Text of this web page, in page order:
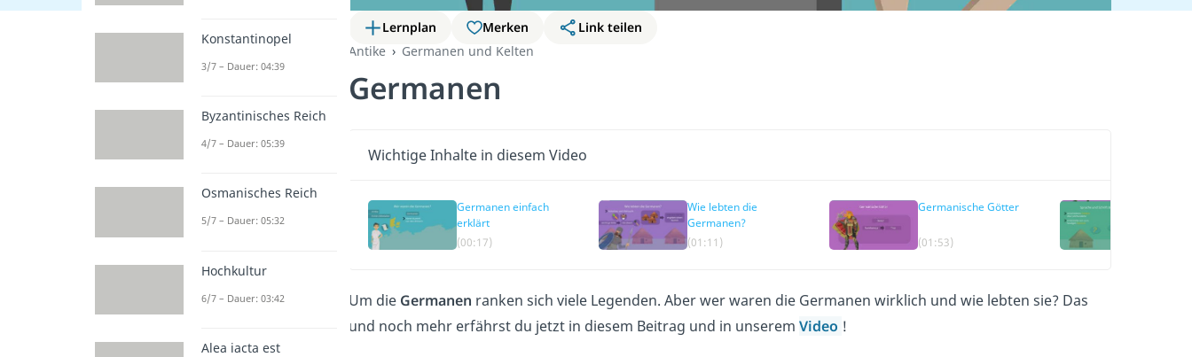
Lernplan Merken
Link teilen
Antike
Germanen und Kelten
Germanen
Wichtige Inhalte in diesem Video
Germanen einfach
erklärt
(00:17)
Wie lebten die
Germanen?
(01:11)
Germanische Götter
(01:53)
Um die Germanen ranken sich viele Legenden. Aber wer waren die Germanen wirklich und wie lebten sie? Das
und noch mehr erfährst du jetzt in diesem Beitrag und in unserem Video !
Konstantinopel
3/7 – Dauer: 04:39
Byzantinisches Reich
4/7 – Dauer: 05:39
Osmanisches Reich
5/7 – Dauer: 05:32
Hochkultur
6/7 – Dauer: 03:42
Alea iacta est